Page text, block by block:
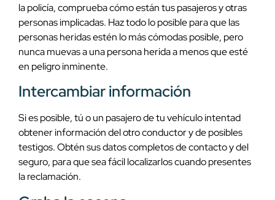
la policía, comprueba cómo están tus pasajeros y otras
personas implicadas. Haz todo lo posible para que las
personas heridas estén lo más cómodas posible, pero
nunca muevas a una persona herida a menos que esté
en peligro inminente.
Intercambiar información
Si es posible, tú o un pasajero de tu vehículo intentad
obtener información del otro conductor y de posibles
testigos. Obtén sus datos completos de contacto y del
seguro, para que sea fácil localizarlos cuando presentes
la reclamación.